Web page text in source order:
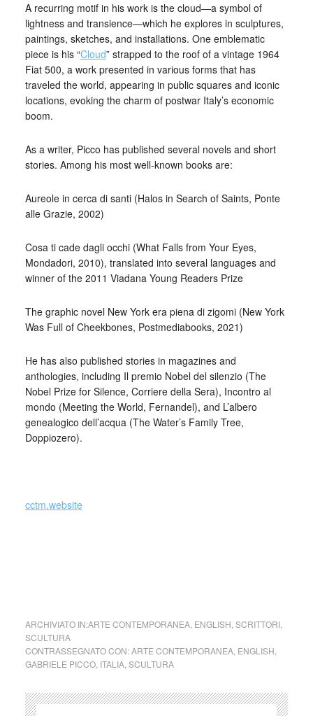
A recurring motif in his work is the cloud—a symbol of
lightness and transience—which he explores in sculptures,
paintings, sketches, and installations. One emblematic
piece is his “Cloud” strapped to the roof of a vintage 1964
Fiat 500, a work presented in various forms that has
traveled the world, appearing in public squares and iconic
locations, evoking the charm of postwar Italy’s economic
boom.
As a writer, Picco has published several novels and short
stories. Among his most well-known books are:
Aureole in cerca di santi (Halos in Search of Saints, Ponte
alle Grazie, 2002)
Cosa ti cade dagli occhi (What Falls from Your Eyes,
Mondadori, 2010), translated into several languages and
winner of the 2011 Viadana Young Readers Prize
The graphic novel New York era piena di zigomi (New York
Was Full of Cheekbones, Postmediabooks, 2021)
He has also published stories in magazines and
anthologies, including Il premio Nobel del silenzio (The
Nobel Prize for Silence, Corriere della Sera), Incontro al
mondo (Meeting the World, Fernandel), and L’albero
genealogico dell’acqua (The Water’s Family Tree,
Doppiozero).
cctm.website
ARCHIVIATO IN:ARTE CONTEMPORANEA, ENGLISH SCRITTORI,
SCULTURA
CONTRASSEGNATO CON:ARTE CONTEMPORANEA, ENGLISH
GABRIELE PICCO, ITALIA, SCULTURA